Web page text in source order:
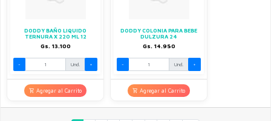
DODDY BAÑO LIQUIDO
TERNURA X 220 ML 12
Gs. 13.100
- Und. +
Agregar al Carrito
DODDY COLONIA PARA BEBE
DULZURA 24
Gs. 14.950
- Und. +
Agregar al Carrito